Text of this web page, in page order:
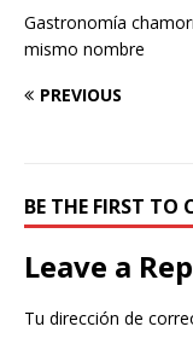
Gastronomía
mismo nombre
PREVIOUS
BE THE FIRST TO
Leave a
Tu dirección de